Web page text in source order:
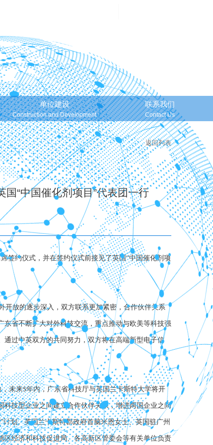
单位建设
Construction and Development
联系我们
Contact Us
返回列表
“中国催化剂项目”代表团一行
签约仪式，并在签约仪式前接见了英国“中国催化剂项
开放的逐步深入，双方联系更加紧密，合作伙伴关系
省不断扩大对外科技交流，重点推动与欧美等科技强
过中英双方的共同努力，双方将在高端新型电子信
，未来5年内，广东省科技厅与英国兰卡斯特大学将开
技型企业之间建立合作伙伴关系，增进两国企业之间
划。英国兰卡斯特郡政府首脑米恩女士、英国驻广州
经济和科技促进局、各高新区管委会等有关单位负责